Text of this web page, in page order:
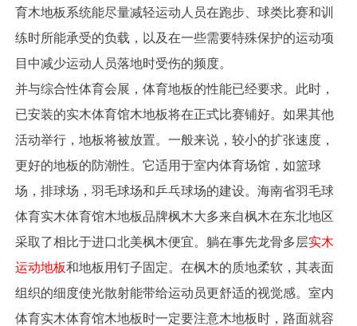
育木地板系统能尽量减轻运动人员在跑步、球类比赛和训
练时所能承受的负载，以及在一些需要特殊保护的运动项
目中减少运动人员落地时受伤的频度。
并与综合性体育会展，体育地板的性能已经要求。此时，
已安装的实木体育馆木地板将在正式比赛铺好。如果其他
活动举行，地板将被放置。一般来说，较小的扩张速度，
更好的地板的防潮性。它适用于室内体育场馆，如篮球
场，排球场，羽毛球场和乒乓球场的建设。海南省羽毛球
体育实木体育馆木地板品牌枫木大多来自枫木在东北地区
采取了相比于进口北美枫木便宜。躺在事先龙骨多层实木
运动地板和地板用钉子固定。在枫木的质地柔软，其表面
组织的细度使光散射能带给运动员更舒适的视觉感。室内
体育实木体育馆木地板时一定要注意木地板时，路面就容